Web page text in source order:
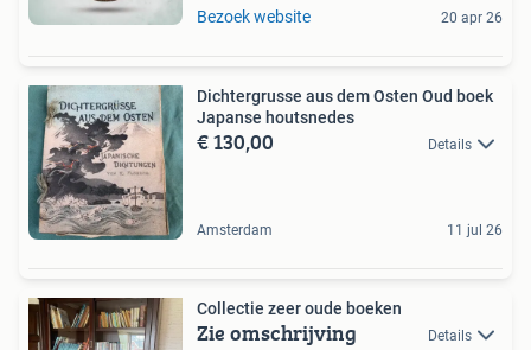
Bezoek website 20 apr 26
Dichtergrusse aus dem Osten Oud boek
Japanse houtsnedes
€ 130,00 Details
Amsterdam 11 jul 26
Collectie zeer oude boeken
Zie omschrijving Details